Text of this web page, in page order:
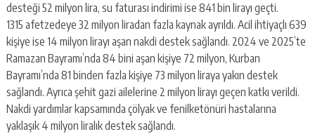
desteği 52 milyon lira, su faturası indirimi ise 841 bin lirayı geçti.
1315 afetzedeye 32 milyon liradan fazla kaynak ayrıldı. Acil ihtiyaçlı 639
kişiye ise 14 milyon lirayı aşan nakdi destek sağlandı. 2024 ve 2025’te
Ramazan Bayramı’nda 84 bini aşan kişiye 72 milyon, Kurban
Bayramı’nda 81 binden fazla kişiye 73 milyon liraya yakın destek
sağlandı. Ayrıca şehit gazi ailelerine 2 milyon lirayı geçen katkı verildi.
Nakdi yardımlar kapsamında çölyak ve fenilketönüri hastalarına
yaklaşık 4 milyon liralık destek sağlandı.